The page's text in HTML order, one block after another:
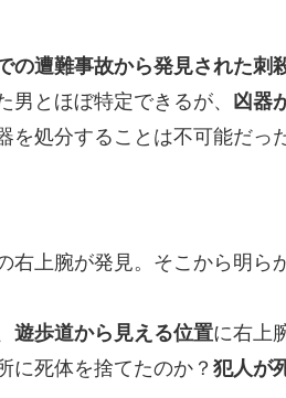
の遭難事故から発見された刺
男とほぼ特定できるが、
凶器
を処分することは不可能だっ
右上腕が発見。そこから明ら
遊歩道から見える位置に右上
に死体を捨てたのか？犯人が